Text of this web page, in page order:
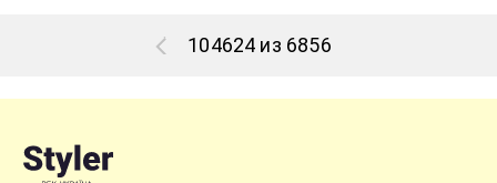
104624 из 6856